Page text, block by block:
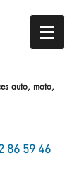
auto, moto,
86 59 46